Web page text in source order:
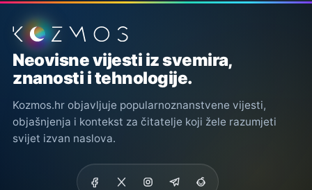
Podnožje stranice
Neovisne vijesti iz svemira,
znanosti i tehnologije.
Kozmos.hr objavljuje popularnoznanstvene vijesti,
objašnjenja i kontekst za čitatelje koji žele razumjeti
svijet izvan naslova.